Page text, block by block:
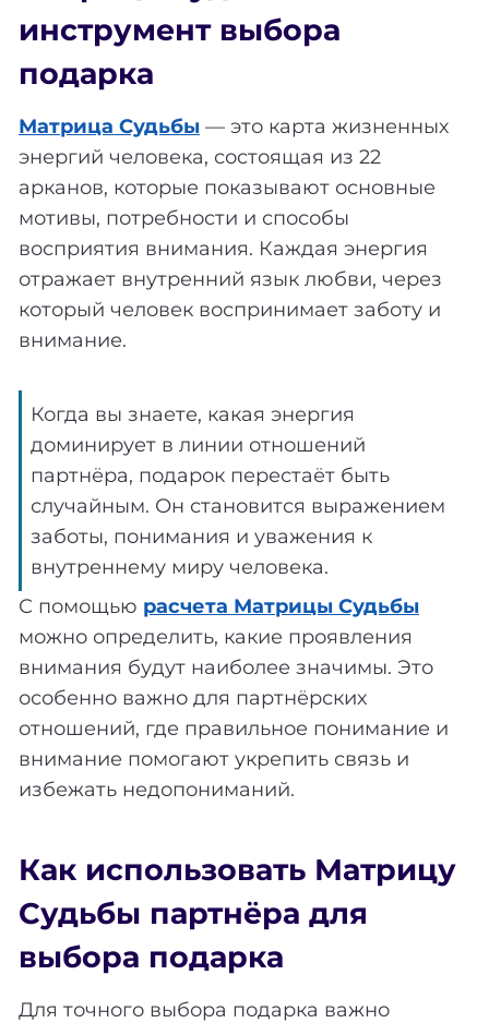
инструмент выбора
подарка
Матрица Судьбы — это карта жизненных
энергий человека, состоящая из 22
арканов, которые показывают основные
мотивы, потребности и способы
восприятия внимания. Каждая энергия
отражает внутренний язык любви, через
который человек воспринимает заботу и
внимание.
Когда вы знаете, какая энергия
доминирует в линии отношений
партнёра, подарок перестаёт быть
случайным. Он становится выражением
заботы, понимания и уважения к
внутреннему миру человека.
С помощью расчета Матрицы Судьбы
можно определить, какие проявления
внимания будут наиболее значимы. Это
особенно важно для партнёрских
отношений, где правильное понимание и
внимание помогают укрепить связь и
избежать недопониманий.
Как использовать Матрицу
Судьбы партнёра для
выбора подарка
Для точного выбора подарка важно